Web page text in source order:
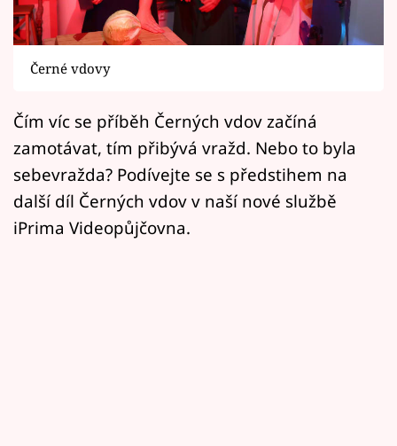
Filmový festival Karlovy Vary
Pořady
Přihlášení
Sledujte nás
Černé vdovy
Čím víc se příběh Černých vdov začíná
zamotávat, tím přibývá vražd. Nebo to byla
sebevražda? Podívejte se s předstihem na
další díl Černých vdov v naší nové službě
iPrima Videopůjčovna.